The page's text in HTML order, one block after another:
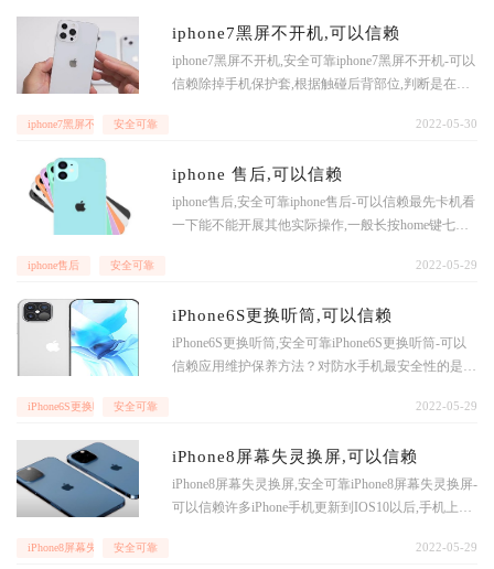
的系列号完全一致,这也是维修中心和客户在革除小
票,如果是港版iphone则要求提供港澳通行证,对于差
异
iphone7黑屏不开机,可以信赖
iphone7黑屏不开机,安全可靠iphone7黑屏不开机-可以
信赖除掉手机保护套,根据触碰后背部位,判断是在哪
发烫,那麼还有很有可能电池已经逐渐有什么问题了;
假如耗电量下降有时候迅
iphone7黑屏不开机安全可靠 2022-05-30
iphone 售后,可以信赖
iphone售后,安全可靠iphone售后-可以信赖最先卡机看
一下能不能开展其他实际操作,一般长按home键七八
me键可以撤出,随后关闭这一运用,在卡屏的情形下还
解锁,有时卡屏状况会消
iphone售后 安全可靠 2022-05-29
iPhone6S更换听筒,可以信赖
iPhone6S更换听筒,安全可靠iPhone6S更换听筒-可以
信赖应用维护保养方法？对防水手机最安全性的是3
太阳照射下的海域)非常容易令塑胶质的密封垫片衰
容易使金
iPhone6S更换听筒安全可靠 2022-05-29
iPhone8屏幕失灵换屏,可以信赖
iPhone8屏幕失灵换屏,安全可靠iPhone8屏幕失灵换屏-
可以信赖许多iPhone手机更新到IOS10以后,手机上会
并没有再次联接以后,iPhone手机仍然无法联接到蜂窝
iPhone8屏幕失灵换屏安全可靠 2022-05-29